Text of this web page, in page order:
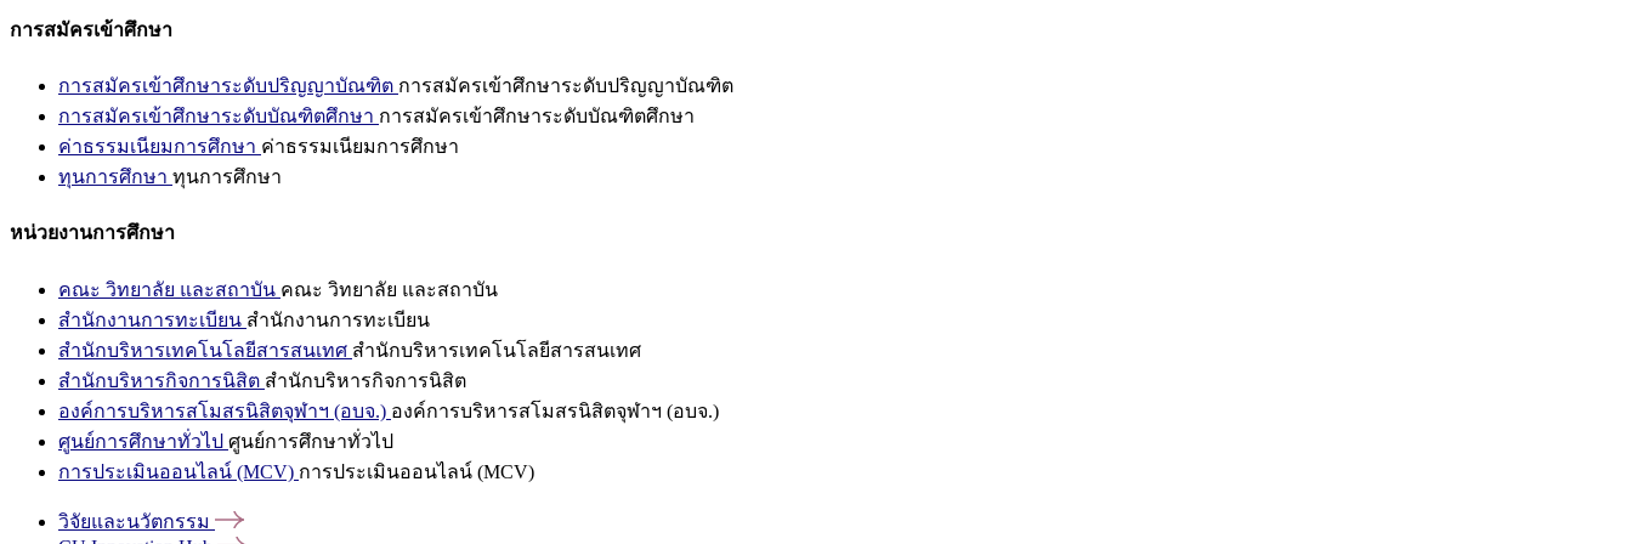
การสมัครเข้าศึกษา
การสมัครเข้าศึกษาระดับปริญญาบัณฑิต การสมัครเข้าศึกษาระดับปริญญาบัณฑิต
การสมัครเข้าศึกษาระดับบัณฑิตศึกษา การสมัครเข้าศึกษาระดับบัณฑิตศึกษา
ค่าธรรมเนียมการศึกษา ค่าธรรมเนียมการศึกษา
ทุนการศึกษา ทุนการศึกษา
หน่วยงานการศึกษา
คณะ วิทยาลัย และสถาบัน คณะ วิทยาลัย และสถาบัน
สำนักงานการทะเบียน สำนักงานการทะเบียน
สำนักบริหารเทคโนโลยีสารสนเทศ สำนักบริหารเทคโนโลยีสารสนเทศ
สำนักบริหารกิจการนิสิต สำนักบริหารกิจการนิสิต
องค์การบริหารสโมสรนิสิตจุฬาฯ (อบจ.) องค์การบริหารสโมสรนิสิตจุฬาฯ (อบจ.)
ศูนย์การศึกษาทั่วไป ศูนย์การศึกษาทั่วไป
การประเมินออนไลน์ (MCV) การประเมินออนไลน์ (MCV)
วิจัยและนวัตกรรม